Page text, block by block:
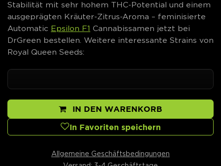
Stabilität mit sehr hohem THC-Potential und einem
ausgeprägten Kräuter-Zitrus-Aroma – feminisierte
Automatic Epsilon F1 Cannabissamen jetzt bei
DrGreen bestellen. Weitere interessante Strains von
Royal Queen Seeds:
IN DEN WARENKORB
In Favoriten speichern
Allgemeine Geschäftsbedingungen